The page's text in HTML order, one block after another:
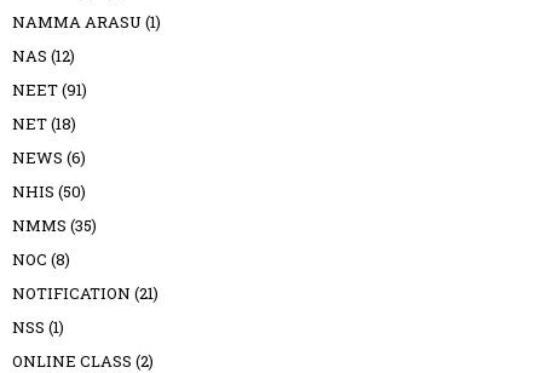
NAMMA ARASU (1)
NAS (12)
NEET(91)
NET(18)
NEWS (6)
NHIS (50)
NMMS (35)
NOC (8)
NOTIFICATION (21)
NSS (1)
ONLINE CLASS (2)